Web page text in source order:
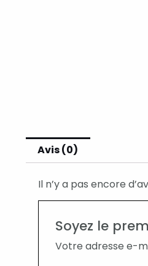
Avis (0)
Il n’y a pas encore
Soyez le
Votre adresse e-